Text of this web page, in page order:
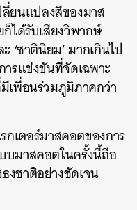
ลี่ยนแปลงสีของมาส
ได้รับเสียงวิพากษ์
‘ชาตินิยม’ มากเกินไป
ารแข่งขันที่จัดเฉพาะ
เพื่อนร่วมภูมิภาคกว่า
เตอร์มาสคอตของการ
บมาสคอตในครั้งนี้ถือ
งชาติอย่างชัดเจน